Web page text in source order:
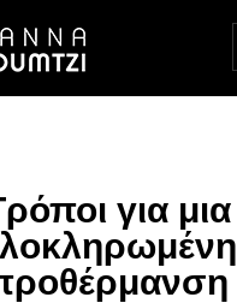
για μια